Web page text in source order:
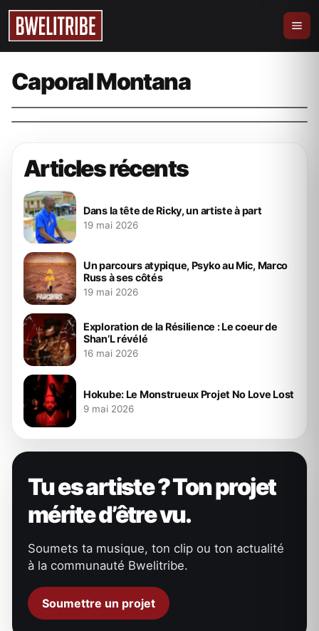
Caporal Montana
Audio
Caporal Montana – Wisdom (Audio)
24 septembre 2024bweliever
Audio
Découverte: Caporal Montana – Iscariot
(Audio)
14 mai 2024bweliever
Articles récents
Dans la tête de Ricky, un artiste à part
19 mai 2026
Un parcours atypique, Psyko au Mic, Marco
Russ à ses côtés
19 mai 2026
Exploration de la Résilience : Le coeur de
Shan’L révélé
16 mai 2026
Hokube: Le Monstrueux Projet No Love Lost
9 mai 2026
Tu es artiste ? Ton projet
mérite d’être vu.
Soumets ta musique, ton clip ou ton actualité
à la communauté Bwelitribe.
Soumettre un projet